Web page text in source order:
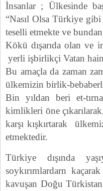
İnsanlar ; Ülkesinde
“Nasıl Olsa Türkiye gibi
teselli etmekte ve
Kökü dışarıda olan ve
yerli işbirlikçi Vatan
Bu amaçla da zaman
ülkemizin birlik-
Bin yıldan beri et-
kimlikleri öne
karşı kışkırtarak
etmektedir.
Türkiye dışında
soykırımlardarn
kavuşan Doğu